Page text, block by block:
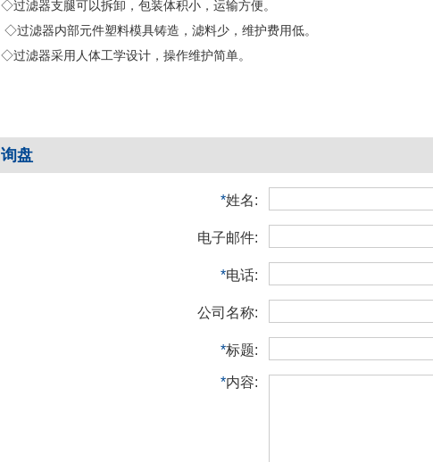
◇过滤器支腿可以拆卸，包装体积小，运输方便。
◇过滤器内部元件塑料模具铸造，滤料少，维护费用低。
◇过滤器采用人体工学设计，操作维护简单。
询盘
*姓名:
电子邮件:
*电话:
公司名称:
*标题:
*内容: